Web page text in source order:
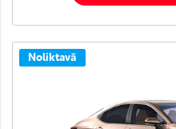
Noliktavā